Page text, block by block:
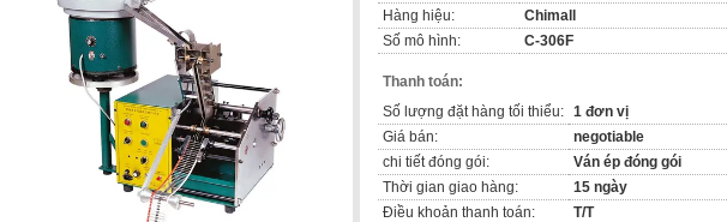
Hàng hiệu:
Chimall
Số mô hình:
C-306F
Thanh toán:
Số lượng đặt hàng tối thiểu: 1 đơn vị
Giá bán:
negotiable
chi tiết đóng gói:
Ván ép đóng gói
Thời gian giao hàng:
15 ngày
Điều khoản thanh toán:
T/T